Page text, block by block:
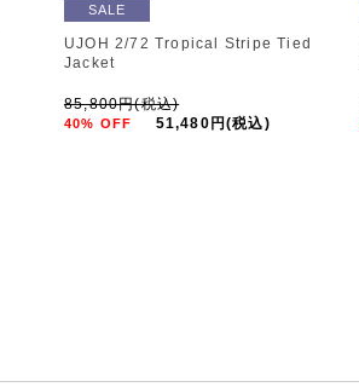
SALE
UJOH 2/72 Tropical Stripe Tied
Jacket
85,800円(税込)
40% OFF 51,480円(税込)